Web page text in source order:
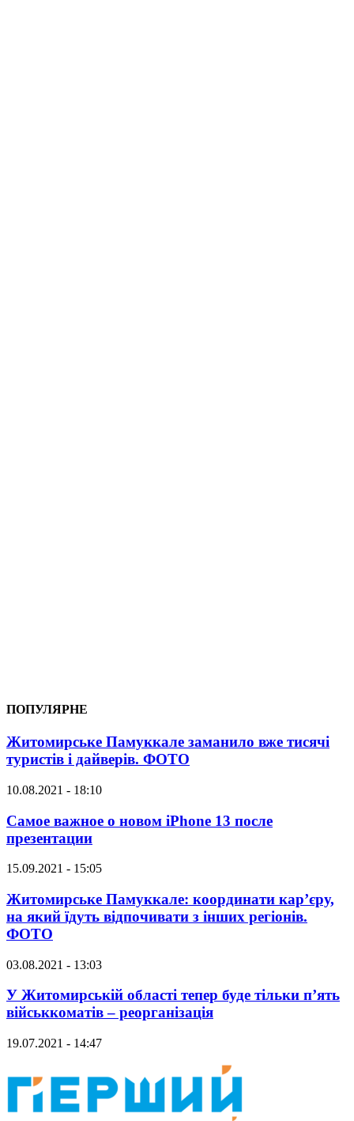
ПОПУЛЯРНЕ
Житомирське Памуккале заманило вже тисячі
туристів і дайверів. ФОТО
10.08.2021 - 18:10
Самое важное о новом iPhone 13 после
презентации
15.09.2021 - 15:05
Житомирське Памуккале: координати кар’єру,
на який їдуть відпочивати з інших регіонів.
ФОТО
03.08.2021 - 13:03
У Житомирській області тепер буде тільки п’ять
військкоматів – реорганізація
19.07.2021 - 14:47